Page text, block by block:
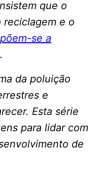
que o
reciclagem e o
se a
da poluição
e
Esta série
para lidar com
de